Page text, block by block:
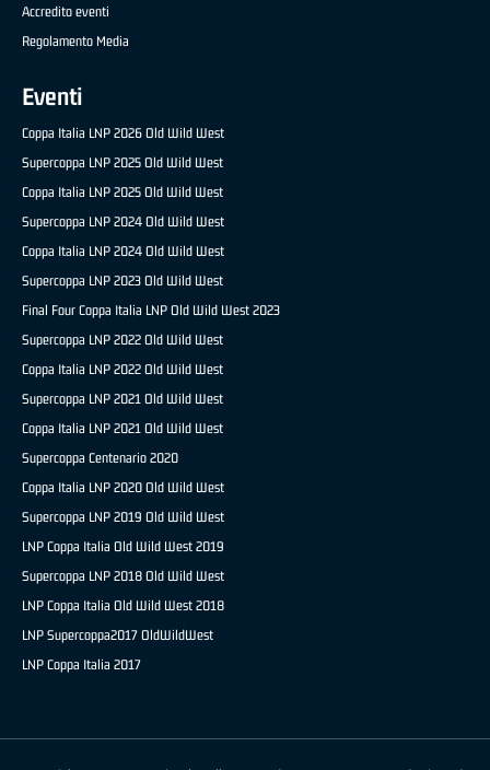
Accredito eventi
Regolamento Media
Eventi
Coppa Italia LNP 2026 Old Wild West
Supercoppa LNP 2025 Old Wild West
Coppa Italia LNP 2025 Old Wild West
Supercoppa LNP 2024 Old Wild West
Coppa Italia LNP 2024 Old Wild West
Supercoppa LNP 2023 Old Wild West
Final Four Coppa Italia LNP Old Wild West 2023
Supercoppa LNP 2022 Old Wild West
Coppa Italia LNP 2022 Old Wild West
Supercoppa LNP 2021 Old Wild West
Coppa Italia LNP 2021 Old Wild West
Supercoppa Centenario 2020
Coppa Italia LNP 2020 Old Wild West
Supercoppa LNP 2019 Old Wild West
LNP Coppa Italia Old Wild West 2019
Supercoppa LNP 2018 Old Wild West
LNP Coppa Italia Old Wild West 2018
LNP Supercoppa2017 OldWildWest
LNP Coppa Italia 2017